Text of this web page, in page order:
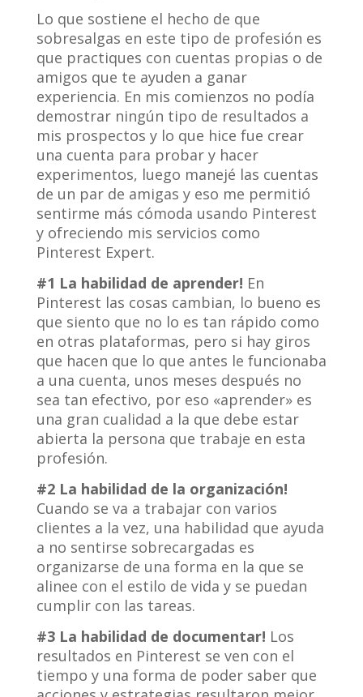
Lo que sostiene el hecho de que
sobresalgas en este tipo de profesión es
que practiques con cuentas propias o de
amigos que te ayuden a ganar
experiencia. En mis comienzos no podía
demostrar ningún tipo de resultados a
mis prospectos y lo que hice fue crear
una cuenta para probar y hacer
experimentos, luego manejé las cuentas
de un par de amigas y eso me permitió
sentirme más cómoda usando Pinterest
y ofreciendo mis servicios como
Pinterest Expert.
#1 La habilidad de aprender! En
Pinterest las cosas cambian, lo bueno es
que siento que no lo es tan rápido como
en otras plataformas, pero si hay giros
que hacen que lo que antes le funcionaba
a una cuenta, unos meses después no
sea tan efectivo, por eso «aprender» es
una gran cualidad a la que debe estar
abierta la persona que trabaje en esta
profesión.
#2 La habilidad de la organización!
Cuando se va a trabajar con varios
clientes a la vez, una habilidad que ayuda
a no sentirse sobrecargadas es
organizarse de una forma en la que se
alinee con el estilo de vida y se puedan
cumplir con las tareas.
#3 La habilidad de documentar! Los
resultados en Pinterest se ven con el
tiempo y una forma de poder saber que